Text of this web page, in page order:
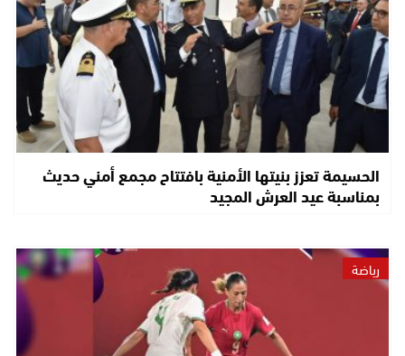
الحسيمة تعزز بنيتها الأمنية بافتتاح مجمع أمني حديث
بمناسبة عيد العرش المجيد
رياضة